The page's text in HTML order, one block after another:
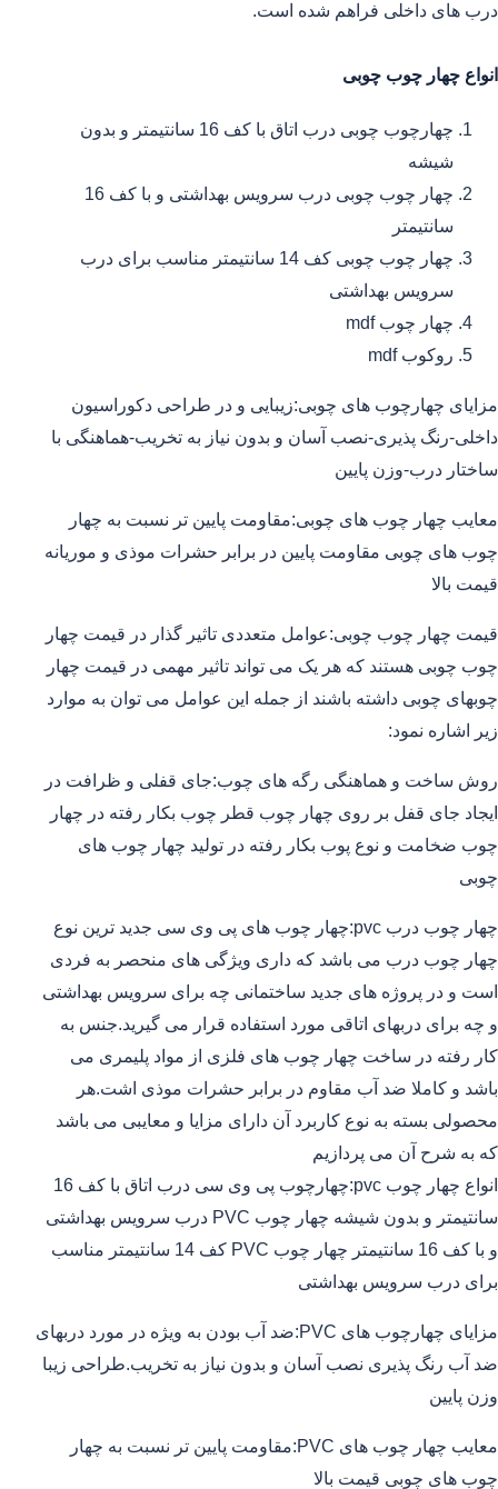
درب های داخلی فراهم شده است.
انواع چهار چوب چوبی
چهارچوب چوبی درب اتاق با کف 16 سانتیمتر و بدون
شیشه
چهار چوب چوبی درب سرویس بهداشتی و با کف 16
سانتیمتر
چهار چوب چوبی کف 14 سانتیمتر مناسب برای درب
سرویس بهداشتی
چهار چوب mdf
روکوب mdf
مزایای چهارچوب های چوبی:زیبایی و در طراحی دکوراسیون
داخلی-رنگ پذیری-نصب آسان و بدون نیاز به تخریب-هماهنگی با
ساختار درب-وزن پایین
معایب چهار چوب های چوبی:مقاومت پایین تر نسبت به چهار
چوب های چوبی مقاومت پایین در برابر حشرات موذی و موریانه
قیمت بالا
قیمت چهار چوب چوبی:عوامل متعددی تاثیر گذار در قیمت چهار
چوب چوبی هستند که هر یک می تواند تاثیر مهمی در قیمت چهار
چوبهای چوبی داشته باشند از جمله این عوامل می توان به موارد
زیر اشاره نمود:
روش ساخت و هماهنگی رگه های چوب:جای قفلی و ظرافت در
ایجاد جای قفل بر روی چهار چوب قطر چوب بکار رفته در چهار
چوب ضخامت و نوع پوب بکار رفته در تولید چهار چوب های
چوبی
چهار چوب درب pvc:چهار چوب های پی وی سی جدید ترین نوع
چهار چوب درب می باشد که داری ویژگی های منحصر به فردی
است و در پروژه های جدید ساختمانی چه برای سرویس بهداشتی
و چه برای دربهای اتاقی مورد استفاده قرار می گیرید.جنس به
کار رفته در ساخت چهار چوب های فلزی از مواد پلیمری می
باشد و کاملا ضد آب مقاوم در برابر حشرات موذی اشت.هر
محصولی بسته به نوع کاربرد آن دارای مزایا و معایبی می باشد
که به شرح آن می پردازیم
انواع چهار چوب pvc:چهارچوب پی وی سی درب اتاق با کف 16
سانتیمتر و بدون شیشه چهار چوب PVC درب سرویس بهداشتی
و با کف 16 سانتیمتر چهار چوب PVC کف 14 سانتیمتر مناسب
برای درب سرویس بهداشتی
مزایای چهارچوب های PVC:ضد آب بودن به ویژه در مورد دربهای
ضد آب رنگ پذیری نصب آسان و بدون نیاز به تخریب.طراحی زیبا
وزن پایین
معایب چهار چوب های PVC:مقاومت پایین تر نسبت به چهار
چوب های چوبی قیمت بالا